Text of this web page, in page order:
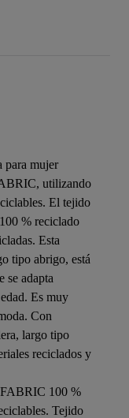
para mujer
utilizando
El tejido
% reciclado
Esta
tipo abrigo, está
se adapta
Es muy
Con
largo tipo
reciclados y
100 %
Tejido